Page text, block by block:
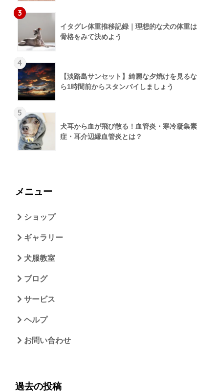
3
イタグレ体重推移記録｜理想的な犬の体重は
骨格をみて決めよう
4
【淡路島サンセット】綺麗な夕焼けを見るな
ら1時間前からスタンバイしましょう
5
犬耳から血が飛び散る！血管炎・寒冷凝集素
症・耳介辺縁血管炎とは？
メニュー
ショップ
ギャラリー
犬服教室
ブログ
サービス
ヘルプ
お問い合わせ
過去の投稿